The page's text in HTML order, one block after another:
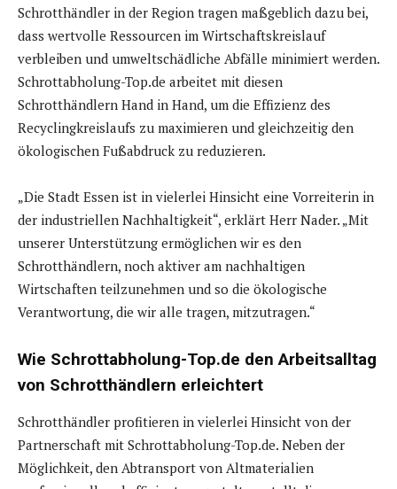
Schrotthändler in der Region tragen maßgeblich dazu bei,
dass wertvolle Ressourcen im Wirtschaftskreislauf
verbleiben und umweltschädliche Abfälle minimiert werden.
Schrottabholung-Top.de arbeitet mit diesen
Schrotthändlern Hand in Hand, um die Effizienz des
Recyclingkreislaufs zu maximieren und gleichzeitig den
ökologischen Fußabdruck zu reduzieren.
„Die Stadt Essen ist in vielerlei Hinsicht eine Vorreiterin in
der industriellen Nachhaltigkeit“, erklärt Herr Nader. „Mit
unserer Unterstützung ermöglichen wir es den
Schrotthändlern, noch aktiver am nachhaltigen
Wirtschaften teilzunehmen und so die ökologische
Verantwortung, die wir alle tragen, mitzutragen.“
Wie Schrottabholung-Top.de den Arbeitsalltag
von Schrotthändlern erleichtert
Schrotthändler profitieren in vielerlei Hinsicht von der
Partnerschaft mit Schrottabholung-Top.de. Neben der
Möglichkeit, den Abtransport von Altmaterialien